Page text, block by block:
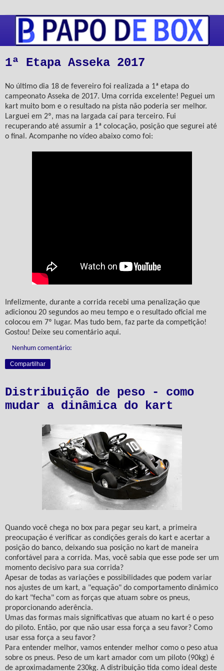
1ª Etapa Asseka 2017
No último dia 18 de fevereiro foi realizada a 1ª etapa do
campeonato Asseka de 2017. Uma corrida excelente! Peguei um
kart muito bom e o resultado na pista não poderia ser melhor.
Larguei em 2º, mas na largada caí para terceiro. Fui
recuperando até assumir a 1ª colocação, posição que segurei até
o final. Acompanhe no vídeo abaixo como foi:
Infelizmente, durante a corrida recebi uma penalização que
adicionou 20 segundos ao meu tempo e o resultado oficial me
colocou em 7º lugar. Mas tudo bem, faz parte da competição!
Gostou! Deixe seu comentário aqui.
Nenhum comentário:
Compartilhar
Distribuição de peso - como
mudar a dinâmica do kart
Quando você chega no box para pegar seu kart, a primeira
preocupação é verificar as condições gerais do kart e acertar a
posição do banco, deixando sua posição no kart de maneira
confortável para a corrida. Mas, você sabia que esse pode ser um
momento decisivo para sua corrida?
Apesar de todas as variações e possibilidades que podem variar
nos ajustes de um kart, a "equação" do comportamento dinâmico
do kart "fecha" com as forças que atuam sobre os pneus,
proporcionando aderência.
Umas das formas mais significativas que atuam no kart é o peso
do piloto. Então, por que não usar essa força a seu favor? Como
usar essa força a seu favor?
Para entender melhor, vamos entender melhor como o peso atua
sobre os pneus. Peso de um kart amador com um piloto (90kg) é
de aproximadamente 230kg. A distribuição tida como ideal deste